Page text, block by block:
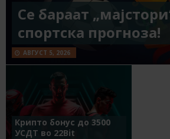
Се бараат
спортска прогноза!
АВГУСТ 5, 2026
Крипто бонус до 3500
УСДТ во 22Bit